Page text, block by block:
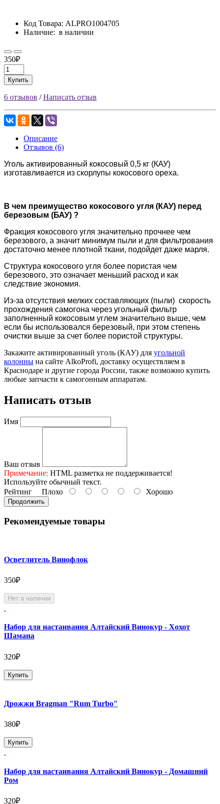
Код Товара: ALPRO1004705
Наличие: в наличии
350₽
Купить
6 отзывов /Написать отзыв
Описание
Отзывов (6)
Уголь активированный кокосовый 0,5 кг (КАУ)
изготавливается из скорлупы кокосового ореха.
В чем преимущество кокосового угля (КАУ) перед
березовым (БАУ) ?
Фракция кокосового угля значительно прочнее чем
березового, а значит минимум пыли и для фильтрования
достаточно менее плотной ткани, подойдет даже марля.
Структура кокосового угля более пористая чем
березового, это означает меньший расход и как
следствие экономия.
Из-за отсутствия мелких составляющих (пыли) скорость
прохождения самогона через угольный фильтр
заполненный кокосовым углем значительно выше, чем
если бы использовался березовый, при этом степень
очистки выше за счет более пористой структуры.
Закажите активированный уголь (КАУ) для угольной
колонны на сайте AlkoProfi, доставку осуществляем в
Краснодаре и другие города России, также возможно купить
любые запчасти к самогонным аппаратам.
Написать отзыв
Имя
Ваш отзыв
Примечание: HTML разметка не поддерживается!
Используйте обычный текст.
Рейтинг Плохо Хорошо
Продолжить
Рекомендуемые товары
Осветлитель Винофлок
350₽
Нет в наличии
Набор для настаивания Алтайский Винокур - Хохот
Шамана
320₽
Купить
Дрожжи Bragman "Rum Turbo"
380₽
Купить
Набор для настаивания Алтайский Винокур - Домашний
Ром
320₽